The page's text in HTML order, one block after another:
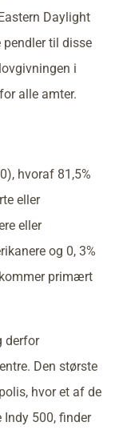
Daylight
til disse
i
alle amter.
hvoraf 81,5%
eller
eller
og 0, 3%
primært
derfor
Den største
hvor et af de
Indy 500, finder